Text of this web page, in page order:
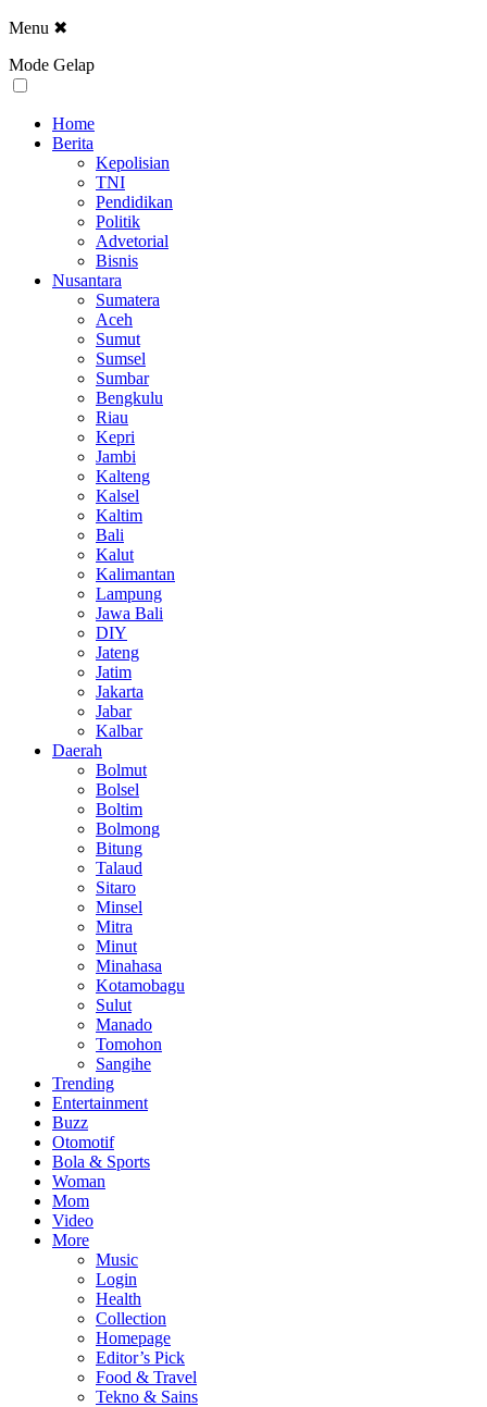
Menu ✖
Mode Gelap
Home
Berita
Kepolisian
TNI
Pendidikan
Politik
Advetorial
Bisnis
Nusantara
Sumatera
Aceh
Sumut
Sumsel
Sumbar
Bengkulu
Riau
Kepri
Jambi
Kalteng
Kalsel
Kaltim
Bali
Kalut
Kalimantan
Lampung
Jawa Bali
DIY
Jateng
Jatim
Jakarta
Jabar
Kalbar
Daerah
Bolmut
Bolsel
Boltim
Bolmong
Bitung
Talaud
Sitaro
Minsel
Mitra
Minut
Minahasa
Kotamobagu
Sulut
Manado
Tomohon
Sangihe
Trending
Entertainment
Buzz
Otomotif
Bola & Sports
Woman
Mom
Video
More
Music
Login
Health
Collection
Homepage
Editor’s Pick
Food & Travel
Tekno & Sains